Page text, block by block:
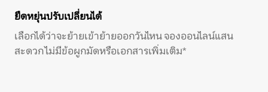
ยืดหยุ่นปรับเปลี่ยนได้
เลือกได้ว่าจะย้ายเข้าย้ายออกวันไหน จองออนไลน์แสน
สะดวก ไม่มีข้อผูกมัดหรือเอกสารเพิ่มเติม*